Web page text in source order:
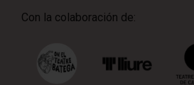
Con la colaboración de: